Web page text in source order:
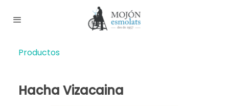
Productos
Hacha Vizacaina